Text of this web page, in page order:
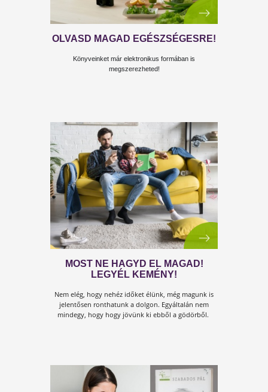
„TIPPEK ÉLETMÓDVÁLTOKNAK,
AMIKET ŐRÜLTSÉG LENNE NEM
MEGFOGADNI.”
Az életmódváltásnak nem kell macerásnak lennie,
nem kell egy nyűgnek lennie.